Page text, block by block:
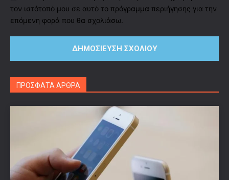
τον ιστότοπό μου σε αυτό το πρόγραμμα περιήγησης για την
επόμενη φορά που θα σχολιάσω.
ΠΡΟΣΦΑΤΑ ΑΡΘΡΑ